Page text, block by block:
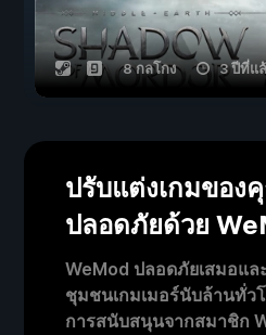
8 กลโกง 3 ปีที่แ
ปรับแต่งเกมของ
ปลอดภัยด้วย
WeMod ปลอดภัยเสมอแล
ชุมชนเกมเมอร์นับล้านทั่วโ
การสนับสนุนจากสมาชิก